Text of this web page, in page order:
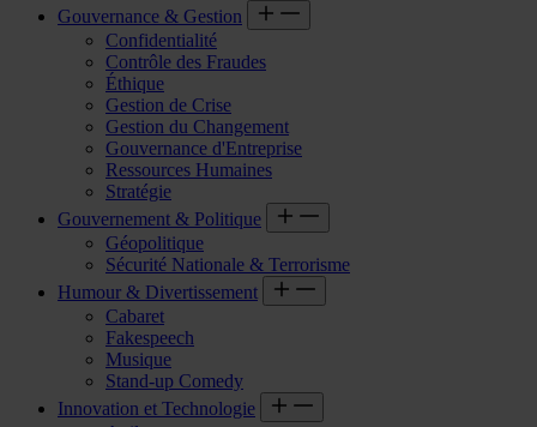
Gouvernance & Gestion
Confidentialité
Contrôle des Fraudes
Éthique
Gestion de Crise
Gestion du Changement
Gouvernance d'Entreprise
Ressources Humaines
Stratégie
Gouvernement & Politique
Géopolitique
Sécurité Nationale & Terrorisme
Humour & Divertissement
Cabaret
Fakespeech
Musique
Stand-up Comedy
Innovation et Technologie